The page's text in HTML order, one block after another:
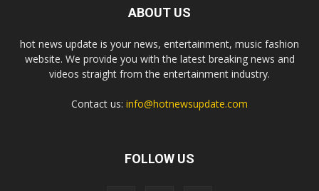
ABOUT US
hot news update is your news, entertainment, music fashion
website. We provide you with the latest breaking news and
videos straight from the entertainment industry.
Contact us: info@hotnewsupdate.com
FOLLOW US